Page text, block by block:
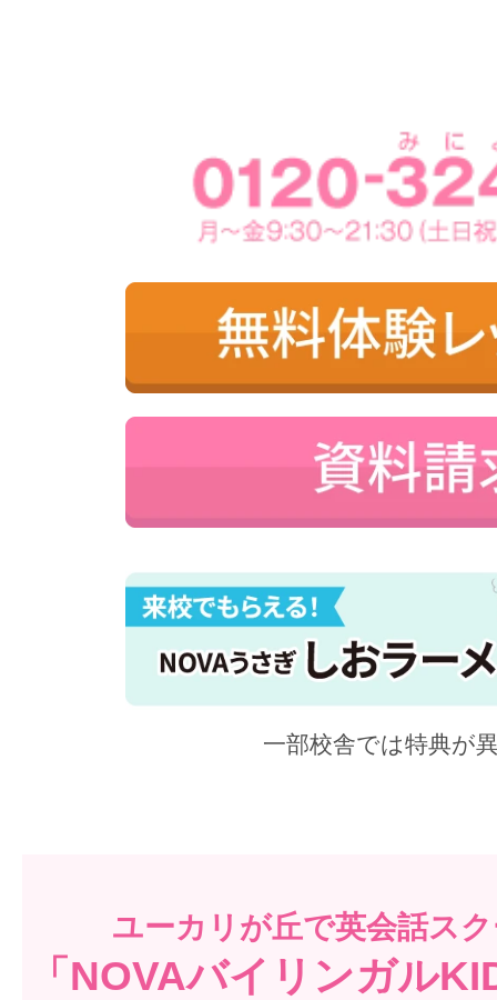
一部校舎では特典が
ユーカリが丘で英会話ス
「NOVAバイリンガル